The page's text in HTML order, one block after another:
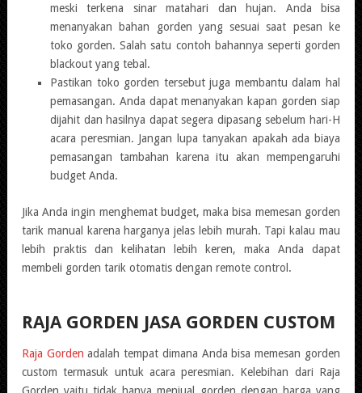
meski terkena sinar matahari dan hujan. Anda bisa
menanyakan bahan gorden yang sesuai saat pesan ke
toko gorden. Salah satu contoh bahannya seperti gorden
blackout yang tebal.
Pastikan toko gorden tersebut juga membantu dalam hal
pemasangan. Anda dapat menanyakan kapan gorden siap
dijahit dan hasilnya dapat segera dipasang sebelum hari-H
acara peresmian. Jangan lupa tanyakan apakah ada biaya
pemasangan tambahan karena itu akan mempengaruhi
budget Anda.
Jika Anda ingin menghemat budget, maka bisa memesan gorden
tarik manual karena harganya jelas lebih murah. Tapi kalau mau
lebih praktis dan kelihatan lebih keren, maka Anda dapat
membeli gorden tarik otomatis dengan remote control.
RAJA GORDEN JASA GORDEN CUSTOM
Raja Gorden adalah tempat dimana Anda bisa memesan gorden
custom termasuk untuk acara peresmian. Kelebihan dari Raja